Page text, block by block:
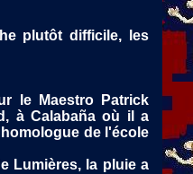
plutôt difficile, les
le Maestro Patrick
à Calabaña où il a
homologue de l'école
Lumières, la pluie a